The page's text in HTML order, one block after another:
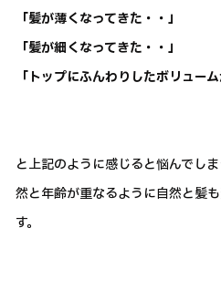
「髪が薄くなってきた・・」
「髪が細くなってきた・・」
「トップにふんわりしたボリュー
と上記のように感じると悩んでし
然と年齢が重なるように自然と髪
す。